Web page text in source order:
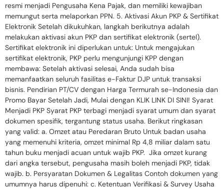
resmi menjadi Pengusaha Kena Pajak, dan memiliki kewajiban
memungut serta melaporkan PPN. 5. Aktivasi Akun PKP & Sertifikat
Elektronik Setelah dikukuhkan, langkah berikutnya adalah
melakukan aktivasi akun PKP dan sertifikat elektronik (sertel).
Sertifikat elektronik ini diperlukan untuk: Untuk mengajukan
sertifikat elektronik, PKP perlu mengunjungi KPP dengan
membawa: Setelah aktivasi selesai, Anda sudah bisa
memanfaatkan seluruh fasilitas e-Faktur DJP untuk transaksi
bisnis. Pendirian PT/CV dengan Harga Termurah se-Indonesia dan
Promo Bayar Setelah Jadi, Mulai dengan KLIK LINK DI SINI! Syarat
Menjadi PKP Syarat PKP terbagi menjadi syarat umum dan syarat
dokumen spesifik, tergantung status usaha. Berikut ringkasan
yang valid: a. Omzet atau Peredaran Bruto Untuk badan usaha
yang memenuhi kriteria, omzet minimal Rp 4,8 miliar dalam satu
tahun buku menjadi acuan untuk wajib PKP. Jika omzet kurang
dari angka tersebut, pengusaha masih boleh menjadi PKP, tidak
wajib. b. Persyaratan Dokumen & Legalitas Contoh dokumen yang
umumnya harus dipenuhi: c. Ketentuan Verifikasi & Survey Usaha